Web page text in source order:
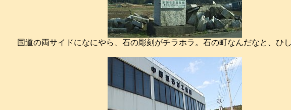
国道の両サイドになにやら、石の彫刻がチラホラ。石の町なんだなと、ひし